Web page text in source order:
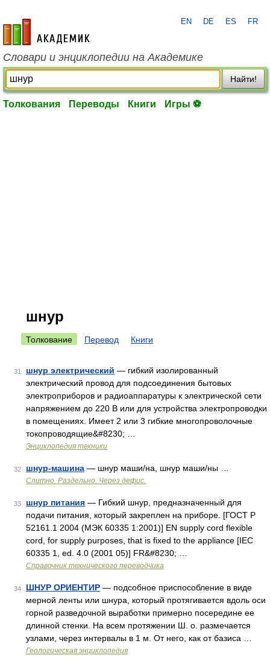
academic.ru
EN DE ES FR
Словари и энциклопедии на Академике
Найти!
Толкования Переводы Книги Игры ⚽
шнур
Толкование Перевод Книги
31 шнур электрический — гибкий изолированный
электрический провод для подсоединения бытовых
электроприборов и радиоаппаратуры к электрической сети
напряжением до 220 В или для устройства электропроводки
в помещениях. Имеет 2 или 3 гибкие многопроволочные
токопроводящие&#8230; …
Энциклопедия техники
32 шнур-машина — шнур маши/на, шнур маши/ны …
Слитно. Раздельно. Через дефис.
33 шнур питания — Гибкий шнур, предназначенный для
подачи питания, который закреплен на приборе. [ГОСТ Р
52161.1 2004 (МЭК 60335 1:2001)] EN supply cord flexible
cord, for supply purposes, that is fixed to the appliance [IEC
60335 1, ed. 4.0 (2001 05)] FR&#8230; …
Справочник технического переводчика
34 ШНУР ОРИЕНТИР — подсобное приспособление в виде
мерной ленты или шнура, который протягивается вдоль оси
горной разведочной выработки примерно посередине ее
длинной стенки. На всем протяжении Ш. о. размечается
узлами, через интервалы в 1 м. От него, как от базиса …
Геологическая энциклопедия